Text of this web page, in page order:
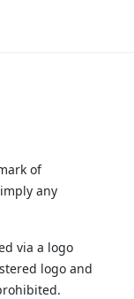
of
any
via a logo
logo and